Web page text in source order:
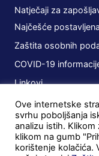
Natječaji za
Najčešće
Zaštita osobnih
COVID-19
Linkovi
Planovi
Javna nabava
Ugovori
Ove internetske
svrhu poboljšanja
analizu istih.
klikom na gumb
korištenje kolačića.